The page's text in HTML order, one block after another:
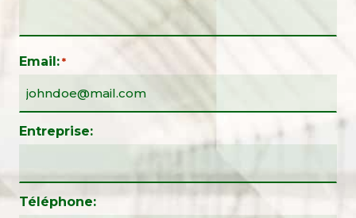
Email: *
Entreprise:
Téléphone: